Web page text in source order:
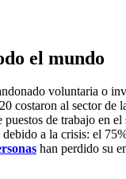
el mundo
voluntaria o
costaron al sector
de trabajo en
a la crisis: el
han perdido su